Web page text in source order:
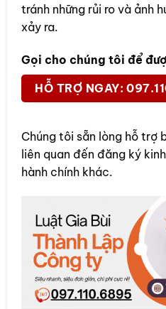
tránh những rủi ro và ảnh
xảy ra.
Gọi cho chúng tôi để
HỖ TRỢ NGAY:
Chúng tôi sẵn lòng hỗ trợ
liên quan đến đăng ký
hành chính khác.